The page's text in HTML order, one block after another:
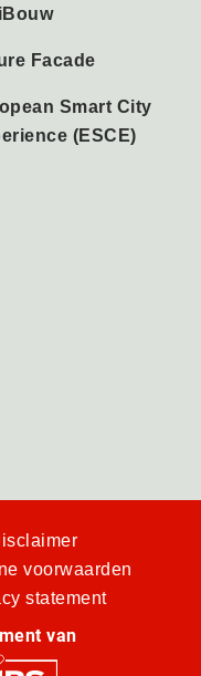
Facade
Smart City
(ESCE)
voorwaarden
statement
van